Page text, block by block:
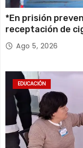
*En prisión
receptación de
millones*
Ago 5, 2026
EDUCACIÓN